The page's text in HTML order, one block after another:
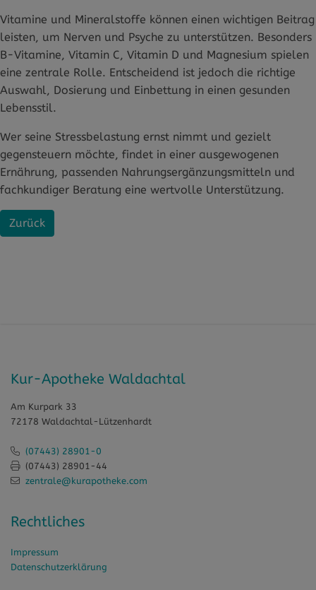
Zurück
Vitamine und Mineralstoffe können einen wichtigen Beitrag
leisten, um Nerven und Psyche zu unterstützen. Besonders
B-Vitamine, Vitamin C, Vitamin D und Magnesium spielen
eine zentrale Rolle. Entscheidend ist jedoch die richtige
Auswahl, Dosierung und Einbettung in einen gesunden
Lebensstil.
Wer seine Stressbelastung ernst nimmt und gezielt
gegensteuern möchte, findet in einer ausgewogenen
Ernährung, passenden Nahrungsergänzungsmitteln und
fachkundiger Beratung eine wertvolle Unterstützung.
Kur-Apotheke Waldachtal
Am Kurpark 33
72178 Waldachtal-Lützenhardt
(07443) 28901-0
(07443) 28901-44
zentrale@kurapotheke.com
Rechtliches
Impressum
Datenschutzerklärung